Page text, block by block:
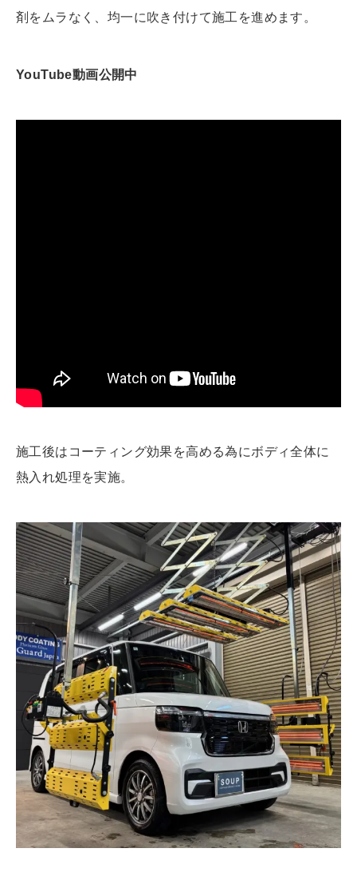
剤をムラなく、均一に吹き付けて施工を進めます。
YouTube動画公開中
施工後はコーティング効果を高める為にボディ全体に
熱入れ処理を実施。